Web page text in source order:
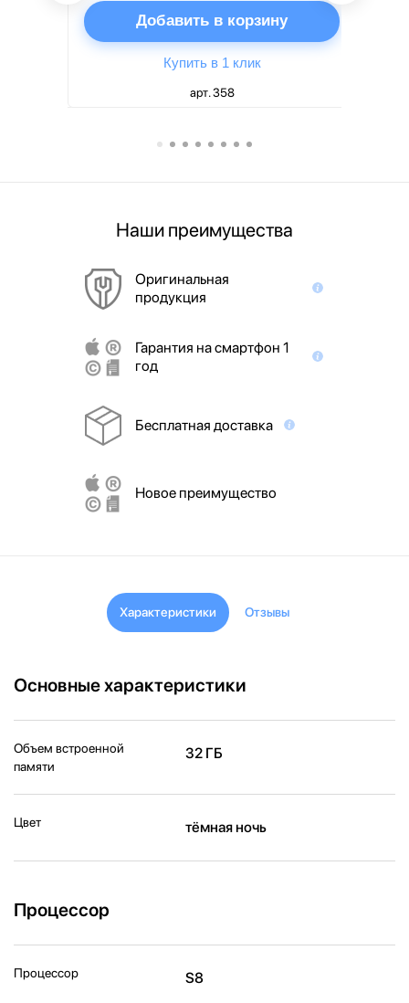
Добавить в корзину
Купить в 1 клик
арт. 358
Наши преимущества
Оригинальная
продукция
Гарантия на смартфон 1
год
Бесплатная доставка
Новое преимущество
Характеристики Отзывы
Основные характеристики
Объем встроенной
памяти
32 ГБ
Цвет тёмная ночь
Процессор
Процессор S8